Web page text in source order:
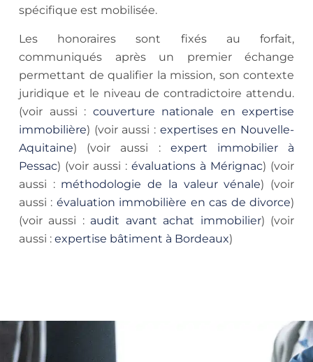
spécifique est mobilisée.
Les honoraires sont fixés au forfait,
communiqués après un premier échange
permettant de qualifier la mission, son contexte
juridique et le niveau de contradictoire attendu.
(voir aussi : couverture nationale en expertise
immobilière) (voir aussi : expertises en Nouvelle-
Aquitaine) (voir aussi : expert immobilier à
Pessac) (voir aussi : évaluations à Mérignac) (voir
aussi : méthodologie de la valeur vénale) (voir
aussi : évaluation immobilière en cas de divorce)
(voir aussi : audit avant achat immobilier) (voir
aussi : expertise bâtiment à Bordeaux)